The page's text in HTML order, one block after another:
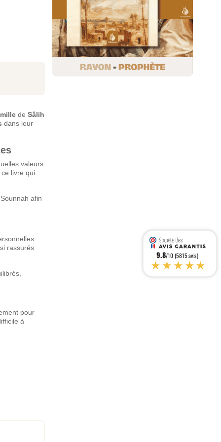
de Sâlih
dans leur
valeurs
livre qui
afin
rassurés
pour
à
9.8/10 (5815 avis)
★★★★★